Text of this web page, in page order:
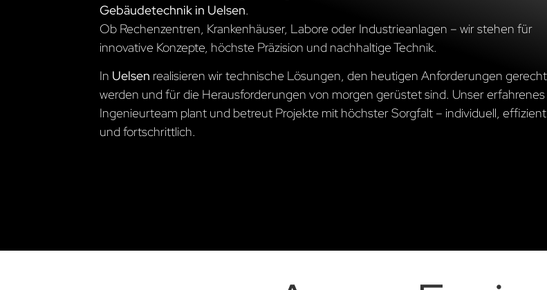
Gebäudetechnik in Uelsen.
Ob Rechenzentren, Krankenhäuser, Labore oder Industrieanlagen – wir stehen für
innovative Konzepte, höchste Präzision und nachhaltige Technik.
In Uelsen realisieren wir technische Lösungen, den heutigen Anforderungen gerecht
werden und für die Herausforderungen von morgen gerüstet sind. Unser erfahrenes
Ingenieurteam plant und betreut Projekte mit höchster Sorgfalt – individuell, effizient
und fortschrittlich.